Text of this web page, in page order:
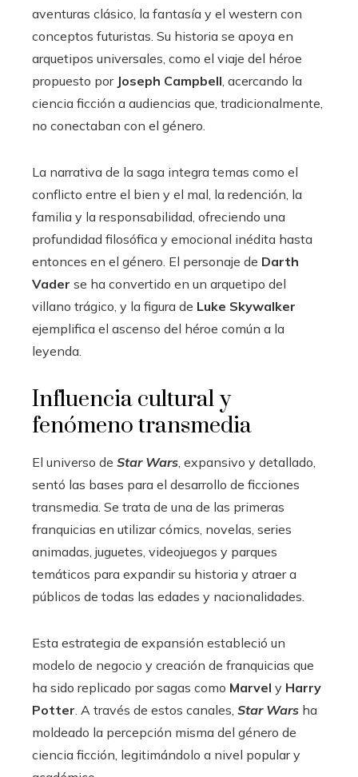
aventuras clásico, la fantasía y el western con
conceptos futuristas. Su historia se apoya en
arquetipos universales, como el viaje del héroe
propuesto por Joseph Campbell , acercando la
ciencia ficción a audiencias que, tradicionalmente,
no conectaban con el género.
La narrativa de la saga integra temas como el
conflicto entre el bien y el mal, la redención, la
familia y la responsabilidad, ofreciendo una
profundidad filosófica y emocional inédita hasta
entonces en el género. El personaje de Darth
Vader se ha convertido en un arquetipo del
villano trágico, y la figura de Luke Skywalker
ejemplifica el ascenso del héroe común a la
leyenda.
Influencia cultural y
fenómeno transmedia
El universo de Star Wars , expansivo y detallado,
sentó las bases para el desarrollo de ficciones
transmedia. Se trata de una de las primeras
franquicias en utilizar cómics, novelas, series
animadas, juguetes, videojuegos y parques
temáticos para expandir su historia y atraer a
públicos de todas las edades y nacionalidades.
Esta estrategia de expansión estableció un
modelo de negocio y creación de franquicias que
ha sido replicado por sagas como Marvel y Harry
Potter . A través de estos canales, Star Wars ha
moldeado la percepción misma del género de
ciencia ficción, legitimándolo a nivel popular y